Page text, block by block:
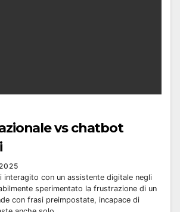
vs chatbot
interagito con un assistente digitale negli
sperimentato la frustrazione di un
con frasi preimpostate, incapace di